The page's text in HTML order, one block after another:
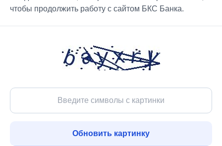
чтобы продолжить работу с сайтом БКС Банка.
Обновить картинку